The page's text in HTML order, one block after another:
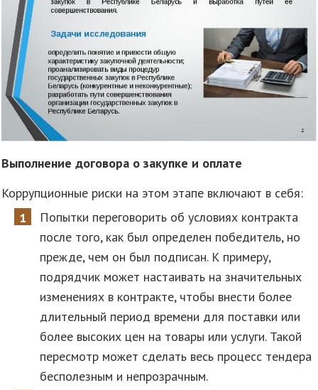
Выполнение договора о закупке и оплате
Коррупционные риски на этом этапе включают в себя:
Попытки переговорить об условиях контракта
после того, как был определен победитель, но
прежде, чем он был подписан. К примеру,
подрядчик может настаивать на значительных
изменениях в контракте, чтобы внести более
длительный период времени для поставки или
более высоких цен на товары или услуги. Такой
пересмотр может сделать весь процесс тендера
бесполезным и непрозрачным.